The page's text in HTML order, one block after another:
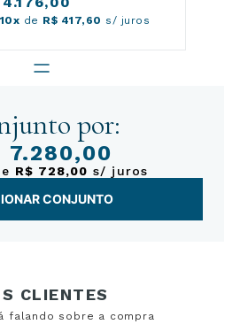
10x de R$ 417,60 s/ juros
por:
7.280,00
R$ 728,00 s/ juros
CONJUNTO